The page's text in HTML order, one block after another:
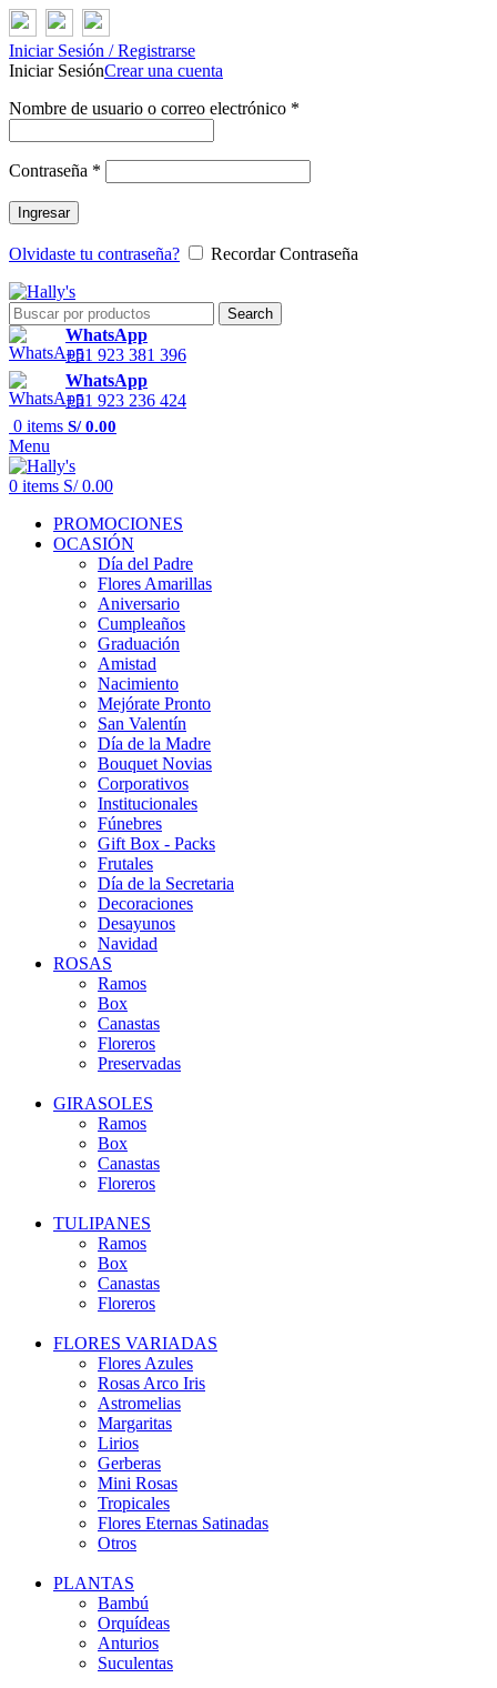
Iniciar Sesión / Registrarse
Iniciar SesiónCrear una cuenta
Nombre de usuario o correo electrónico *
Contraseña *
Ingresar
Olvidaste tu contraseña? Recordar Contraseña
Search
WhatsApp
+51 923 381 396
WhatsApp
+51 923 236 424
0 items S/0.00
Menu
0 items S/0.00
PROMOCIONES
OCASIÓN
Día del Padre
Flores Amarillas
Aniversario
Cumpleaños
Graduación
Amistad
Nacimiento
Mejórate Pronto
San Valentín
Día de la Madre
Bouquet Novias
Corporativos
Institucionales
Fúnebres
Gift Box - Packs
Frutales
Día de la Secretaria
Decoraciones
Desayunos
Navidad
ROSAS
Ramos
Box
Canastas
Floreros
Preservadas
GIRASOLES
Ramos
Box
Canastas
Floreros
TULIPANES
Ramos
Box
Canastas
Floreros
FLORES VARIADAS
Flores Azules
Rosas Arco Iris
Astromelias
Margaritas
Lirios
Gerberas
Mini Rosas
Tropicales
Flores Eternas Satinadas
Otros
PLANTAS
Bambú
Orquídeas
Anturios
Suculentas